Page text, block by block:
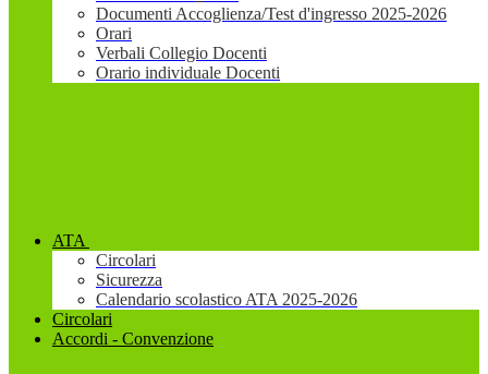
Documenti Accoglienza/Test d'ingresso 2025-2026
Orari
Verbali Collegio Docenti
Orario individuale Docenti
ATA
Circolari
Sicurezza
Calendario scolastico ATA 2025-2026
Circolari
Accordi - Convenzione